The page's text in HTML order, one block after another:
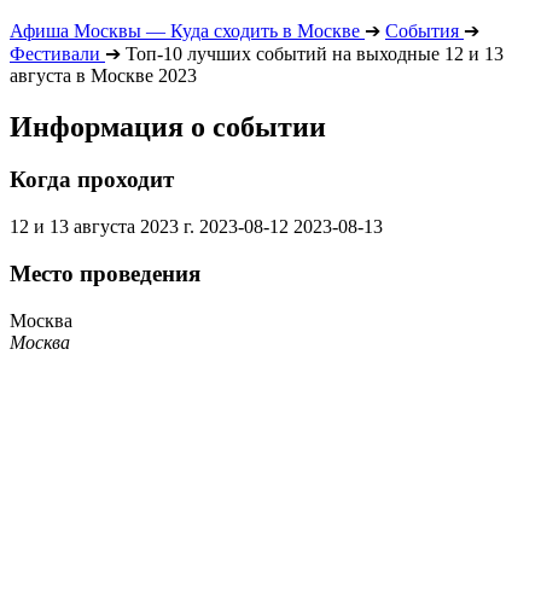
Афиша Москвы — Куда сходить в Москве ➔ События ➔
Фестивали ➔ Топ-10 лучших событий на выходные 12 и 13
августа в Москве 2023
Информация о событии
Когда проходит
12 и 13 августа 2023 г. 2023-08-12 2023-08-13
Место проведения
Москва
Москва